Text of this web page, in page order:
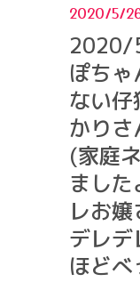
2020/5/
2020/
ぽち
ない
かりさ
(家庭
まし
レお
デレデ
ほどべ